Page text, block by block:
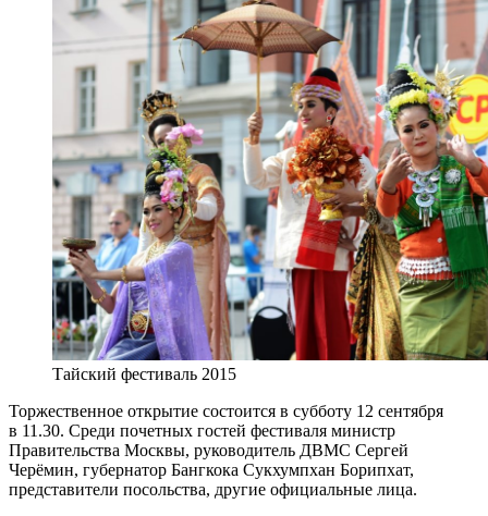
Тайский фестиваль 2015
Торжественное открытие состоится в субботу 12 сентября
в 11.30. Среди почетных гостей фестиваля министр
Правительства Москвы, руководитель ДВМС Сергей
Черёмин, губернатор Бангкока Сукхумпхан Борипхат,
представители посольства, другие официальные лица.